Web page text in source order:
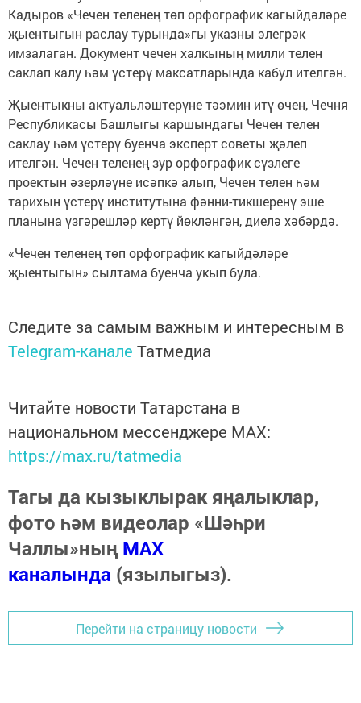
Кадыров «Чечен теленең төп орфографик кагыйдәләре
җыентыгын раслау турында»гы указны элегрәк
имзалаган. Документ чечен халкының милли телен
саклап калу һәм үстерү максатларында кабул ителгән.
Җыентыкны актуальләштерүне тәэмин итү өчен, Чечня
Республикасы Башлыгы каршындагы Чечен телен
саклау һәм үстерү буенча эксперт советы җәлеп
ителгән. Чечен теленең зур орфографик сүзлеге
проектын әзерләүне исәпкә алып, Чечен телен һәм
тарихын үстерү институтына фәнни-тикшеренү эше
планына үзгәрешләр кертү йөкләнгән, диелә хәбәрдә.
«Чечен теленең төп орфографик кагыйдәләре
җыентыгын» сылтама буенча укып була.
Следите за самым важным и интересным в
Telegram-канале Татмедиа
Читайте новости Татарстана в
национальном мессенджере MАХ:
https://max.ru/tatmedia
Тагы да кызыклырак яңалыклар,
фото һәм видеолар «Шәһри
Чаллы»ныңMAX
каналында (язылыгыз).
Перейти на страницу новости